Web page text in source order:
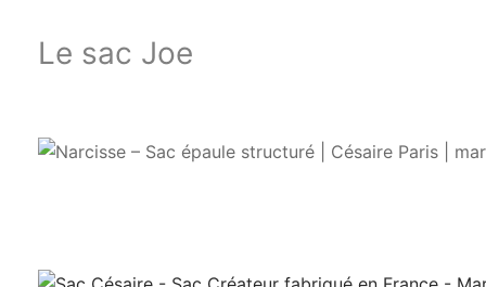
Le sac Joe